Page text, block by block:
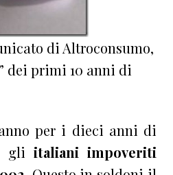
di Altroconsumo,
dei primi 10 anni di
per i dieci anni di
gli italiani impoveriti